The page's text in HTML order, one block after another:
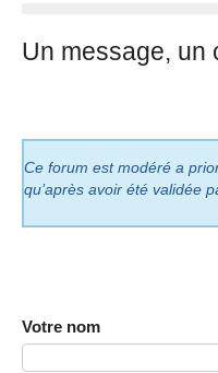
Un message, un
Ce forum est modéré a
qu’après avoir été validée
Votre nom